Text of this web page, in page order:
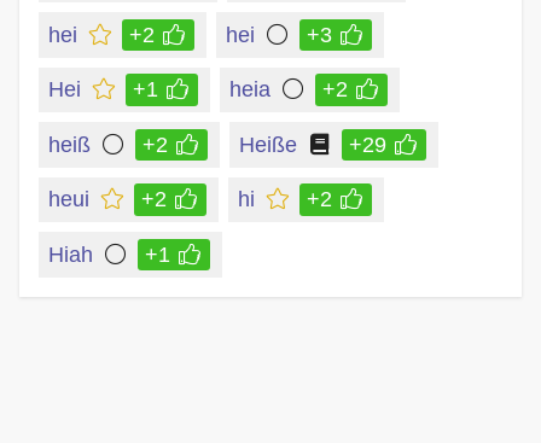
hei +2 hei +3
Hei +1 heia +2
heiß +2 Heiße +29
heui +2 hi +2
Hiah +1